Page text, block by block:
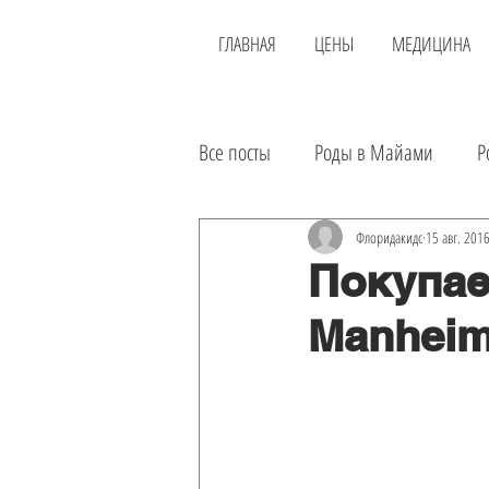
ГЛАВНАЯ ЦЕНЫ МЕДИЦИНА
Все посты
Роды в Майами
Районы
Инвестиции
Флоридакидс 15 авг.